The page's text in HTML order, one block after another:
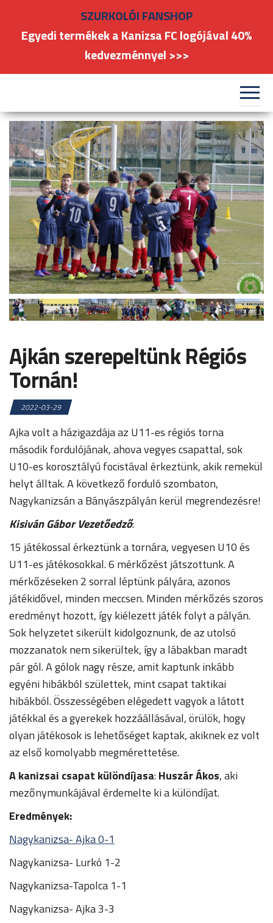
FC
#kanizsafoci
Ajkán szerepeltünk Régiós
Tornán!
2022-03-29
Ajka volt a házigazdája az U11-es régiós torna
második fordulójának, ahova vegyes csapattal, sok
U10-es korosztályú focistával érkeztünk, akik remekül
helyt álltak. A következő forduló szombaton,
Nagykanizsán a Bányászpályán kerül megrendezésre!
Kisiván Gábor Vezetőedző:
15 játékossal érkeztünk a tornára, vegyesen U10 és
U11-es játékosokkal. 6 mérkőzést játszottunk. A
mérkőzéseken 2 sorral léptünk pályára, azonos
játékidővel, minden meccsen. Minden mérkőzés szoros
eredményt hozott, így kiélezett játék folyt a pályán.
Sok helyzetet sikerült kidolgoznunk, de az utolsó
mozzanatok nem sikerültek, így a lábakban maradt
pár gól. A gólok nagy része, amit kaptunk inkább
egyéni hibákból születtek, mint csapat taktikai
hibákból. Összességében elégedett vagyok a látott
játékkal és a gyerekek hozzáállásával, örülök, hogy
olyan játékosok is lehetőséget kaptak, akiknek ez volt
az első komolyabb megmérettetése.
A kanizsai csapat különdíjasa:Huszár Ákos, aki
mezőnymunkájával érdemelte ki a különdíjat.
Eredmények:
Nagykanizsa- Ajka 0-1
Nagykanizsa- Lurkó 1-2
Nagykanizsa-Tapolca 1-1
Nagykanizsa- Ajka 3-3
SZURKOLÓI FANSHOP
Egyedi termékek a Kanizsa FC logójával 40%
kedvezménnyel >>>